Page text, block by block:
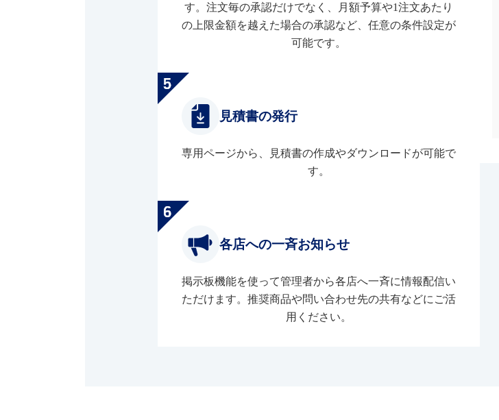
す。注文毎の承認だけでなく、月額予算や1注文あたり
の上限金額を越えた場合の承認など、任意の条件設定が
可能です。
見積書の発行
専用ページから、見積書の作成やダウンロードが可能で
す。
各店への一斉お知らせ
掲示板機能を使って管理者から各店へ一斉に情報配信い
ただけます。推奨商品や問い合わせ先の共有などにご活
用ください。